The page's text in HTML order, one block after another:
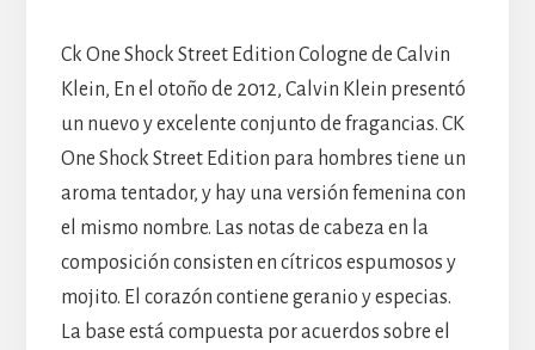
Ck One Shock Street Edition Cologne de Calvin
Klein, En el otoño de 2012, Calvin Klein presentó
un nuevo y excelente conjunto de fragancias. CK
One Shock Street Edition para hombres tiene un
aroma tentador, y hay una versión femenina con
el mismo nombre. Las notas de cabeza en la
composición consisten en cítricos espumosos y
mojito. El corazón contiene geranio y especias.
La base está compuesta por acuerdos sobre el